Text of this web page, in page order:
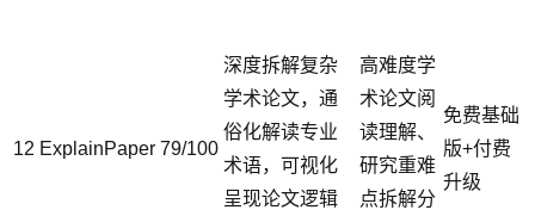
12 ExplainPaper 79/100
深度拆解复杂
学术论文，通
俗化解读专业
术语，可视化
呈现论文逻辑
高难度学
术论文阅
读理解、
研究重难
点拆解分
免费基础
版+付费
升级